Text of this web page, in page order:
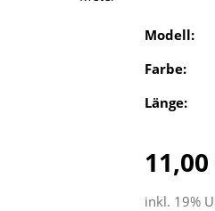
Modell:
Farbe:
Länge:
11,00
inkl. 19%